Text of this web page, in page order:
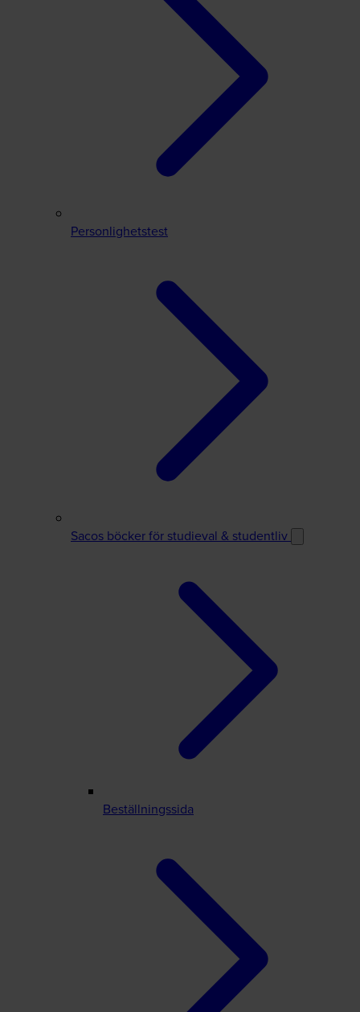
Personlighetstest
Sacos böcker för studieval & studentliv
Beställningssida